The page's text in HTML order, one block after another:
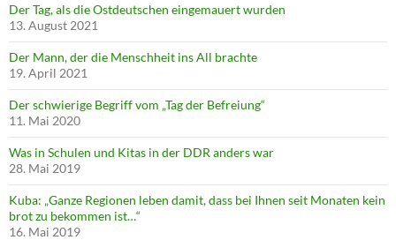
Der Tag, als die Ostdeutschen eingemauert wurden
13. August 2021
Der Mann, der die Menschheit ins All brachte
19. April 2021
Der schwierige Begriff vom „Tag der Befreiung“
11. Mai 2020
Was in Schulen und Kitas in der DDR anders war
28. Mai 2019
Kuba: „Ganze Regionen leben damit, dass bei Ihnen seit Monaten kein
brot zu bekommen ist…“
16. Mai 2019